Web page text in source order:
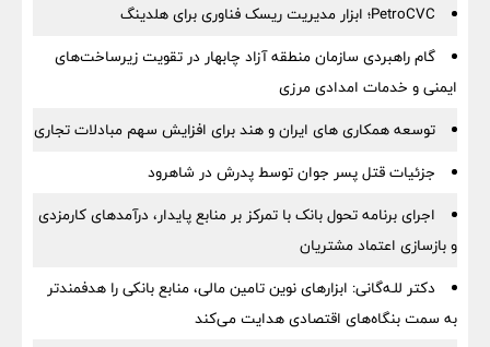
PetroCVC؛ ابزار مدیریت ریسک فناوری برای هلدینگ
گام راهبردی سازمان منطقه آزاد چابهار در تقویت زیرساخت‌های
ایمنی و خدمات امدادی مرزی
توسعه همکاری های ایران و هند برای افزایش سهم مبادلات تجاری
جزئیات قتل پسر جوان توسط پدرش در شاهرود
اجرای برنامه تحول بانک با تمرکز بر منابع پایدار، درآمدهای کارمزدی
و بازسازی اعتماد مشتریان
دکتر للـه‌گانی: ابزارهای نوین تامین مالی، منابع بانکی را هدفمندتر
به سمت بنگاه‌های اقتصادی هدایت می‌کند